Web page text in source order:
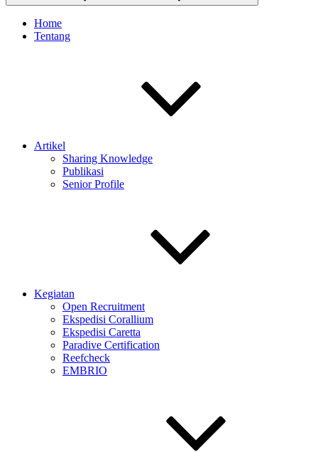
Home
Tentang
Artikel
Sharing Knowledge
Publikasi
Senior Profile
Kegiatan
Open Recruitment
Ekspedisi Corallium
Ekspedisi Caretta
Paradive Certification
Reefcheck
EMBRIO